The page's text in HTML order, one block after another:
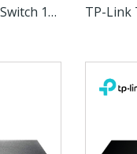
TP-Link TL-SF1016DS - Switch 16 ports 10/100 Mbps